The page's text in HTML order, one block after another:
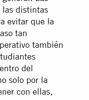
las distintas
evitar que la
tan
también
del
solo por la
con ellas,